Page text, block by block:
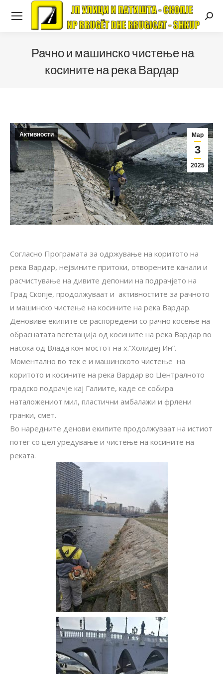
Рачно и машинско чистење на
косините на река Вардар
Мар
3
2025
Активности
Согласно Програмата за одржување на коритото на
река Вардар, нејзините притоки, отворените канали и
расчистување на дивите депонии на подрачјето на
Град Скопје, продолжуваат и активностите за рачното
и машинско чистење на косините на река Вардар.
Деновиве екипите се распоредени со рачно косење на
обраснатата вегетација од косините на река Вардар во
насока од Влада кон мостот на х.”Холидеј Ин”.
Моментално во тек е и машинското чистење на
коритото и косините на река Вардар во Централното
градско подрачје кај Галиите, каде се собира
наталожениот мил, пластични амбалажи и фрлени
гранки, смет.
Во наредните денови екипите продолжуваат на истиот
потег со цел уредување и чистење на косините на
реката.